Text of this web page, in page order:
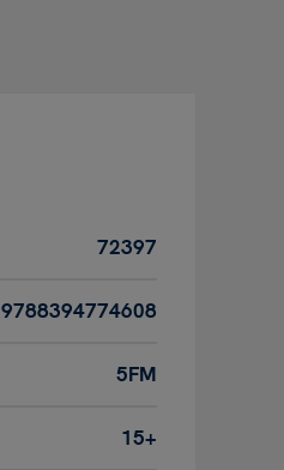
72397
9788394774608
5FM
15+